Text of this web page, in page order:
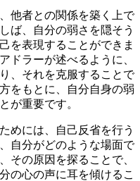
他者との関係を築く上で
ば、自分の弱さを隠そう
を表現することができま
ドラーが述べるように、
、それを克服することで
をもとに、自分自身の弱
が重要です。
めには、自己反省を行う
自分がどのような場面で
その原因を探ることで、
の心の声に耳を傾けるこ